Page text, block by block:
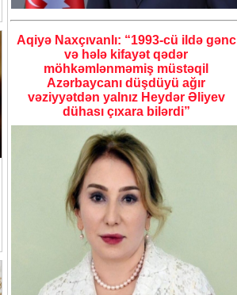
Aqiyə Naxçıvanlı: “1993-cü ildə gənc
və hələ kifayət qədər
möhkəmlənməmiş müstəqil
Azərbaycanı düşdüyü ağır
vəziyyətdən yalnız Heydər Əliyev
dühası çıxara bilərdi”